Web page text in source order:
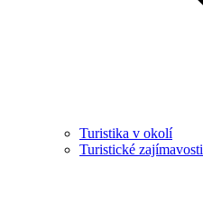
Turistika v okolí
Turistické zajímavosti